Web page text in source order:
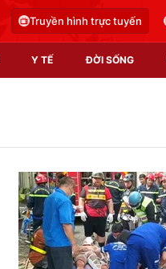
Truyền hình trực tuyến
Y TẾ ĐỜI SỐNG
Video
Shorts video
Podcast